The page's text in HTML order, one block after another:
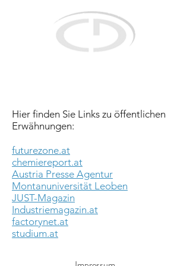
Hier finden Sie Links zu öffentlichen
Erwähnungen:
futurezone.at
chemiereport.at
Austria Presse Agentur
Montanuniversität Leoben
JUST-Magazin
Industriemagazin.at
factorynet.at
studium.at